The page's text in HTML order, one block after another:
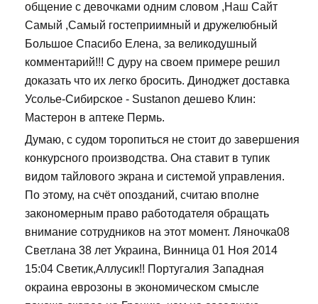
общение с девочками одним словом ,Наш Сайт
Самый ,Самый гостеприимный и дружелюбный
Большое Спасибо Елена, за великодушный
комментарий!!! С дуру на своем примере решил
доказать что их легко бросить. Диноджет доставка
Усолье-Сибирское - Sustanon дешево Клин:
Мастерон в аптеке Пермь.
Думаю, с судом торопиться не стоит до завершения
конкурсного производства. Она ставит в тупик
видом тайлового экрана и системой управления.
По этому, на счёт опозданий, считаю вполне
закономерным право работодателя обращать
внимание сотрудников на этот момент. Ляночка08
Светлана 38 лет Украина, Винница 01 Ноя 2014
15:04 Светик,Аллусик!! Португалия Западная
окраина еврозоны в экономическом смысле